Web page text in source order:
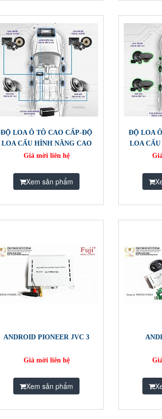
ĐỘ LOA Ô TÔ CAO CẤP-ĐỘ
LOA CẤU HÌNH NÂNG CAO
Giá mời liên hệ
Xem sản phẩm
ĐỘ LOA
LOA
ANDROID PIONEER JVC 3
Giá mời liên hệ
Xem sản phẩm